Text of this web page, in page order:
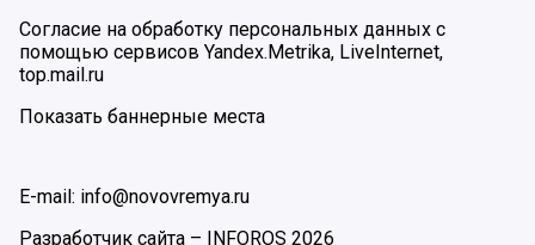
Согласие на обработку персональных данных с
помощью сервисов Yandex.Metrika, LiveInternet,
top.mail.ru
Показать баннерные места
E-mail: info@novovremya.ru
Разработчик сайта – INFOROS 2026